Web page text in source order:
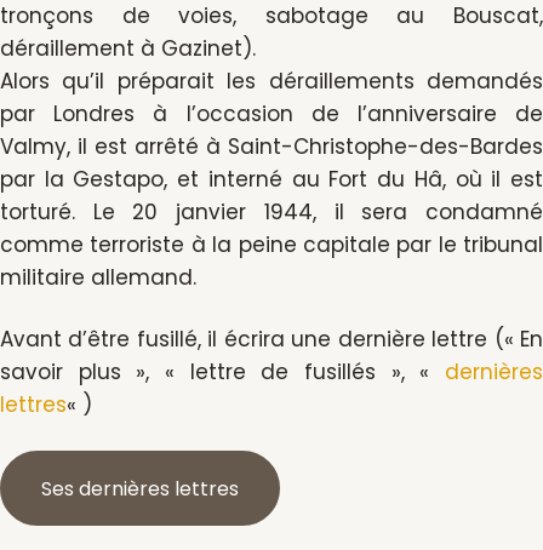
tronçons de voies, sabotage au Bouscat,
déraillement à Gazinet).
Alors qu’il préparait les déraillements demandés
par Londres à l’occasion de l’anniversaire de
Valmy, il est arrêté à Saint-Christophe-des-Bardes
par la Gestapo, et interné au Fort du Hâ, où il est
torturé. Le 20 janvier 1944, il sera condamné
comme terroriste à la peine capitale par le tribunal
militaire allemand.
Avant d’être fusillé, il écrira une dernière lettre (« En
savoir plus », « lettre de fusillés », « dernières
lettres« )
Ses dernières lettres